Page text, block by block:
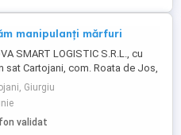
manipulanți mărfuri
SMART LOGISTIC S.R.L., cu
sat Cartojani, com. Roata de Jos,
nr.16, jud.Giurgiu, J52 282 2017
manipulanți mărfuri.
Giurgiu
validat